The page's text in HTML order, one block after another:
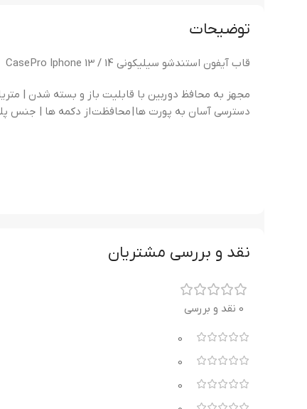
توضیحات
قاب آیفون استندشو سیلیکونی CasePro Iphone 13 / 14
مجهز به محافظ دوربین با قابلیت باز و بسته شدن |
دسترسی آسان به پورت ها | محافظت از دکمه ها | جنس
نقد و بررسی مشتریان
0 نقد و بررسی
0
0
0